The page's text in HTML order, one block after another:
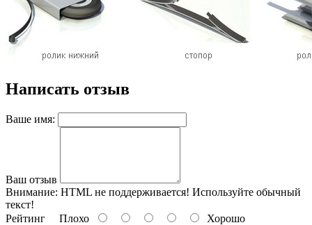
Написать отзыв
Ваше имя:
Ваш отзыв
Внимание: HTML не поддерживается! Используйте обычный
текст!
Рейтинг Плохо Хорошо